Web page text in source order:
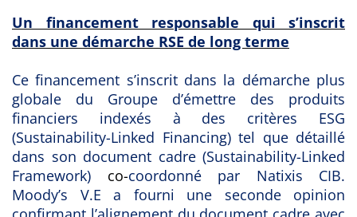
Un financement responsable qui s’inscrit
dans une démarche RSE de long terme
Ce financement s’inscrit dans la démarche plus
globale du Groupe d’émettre des produits
financiers indexés à des critères ESG
(Sustainability-Linked Financing) tel que détaillé
dans son document cadre(Sustainability-Linked
Framework) co-coordonné par Natixis CIB.
Moody’s V.E a fourni une seconde opinion